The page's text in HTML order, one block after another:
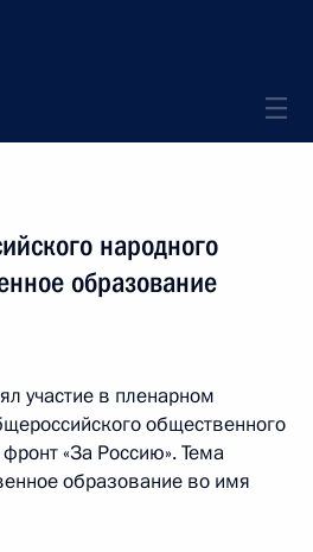
народного
образование
участие в пленарном
общественного
«За Россию». Тема
образование во имя